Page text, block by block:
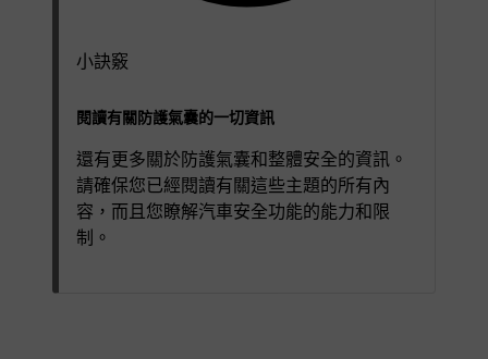
小訣竅
閱讀有關防護氣囊的一切資訊
還有更多關於防護氣囊和整體安全的資訊。
請確保您已經閱讀有關這些主題的所有內
容，而且您瞭解汽車安全功能的能力和限
制。